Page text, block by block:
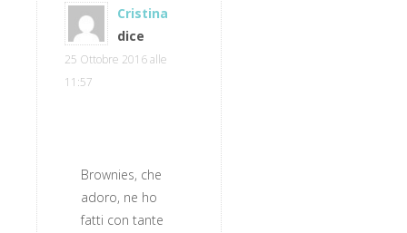
Cristina
dice
25 Ottobre 2016 alle
11:57
Brownies, che
adoro, ne ho
fatti con tante